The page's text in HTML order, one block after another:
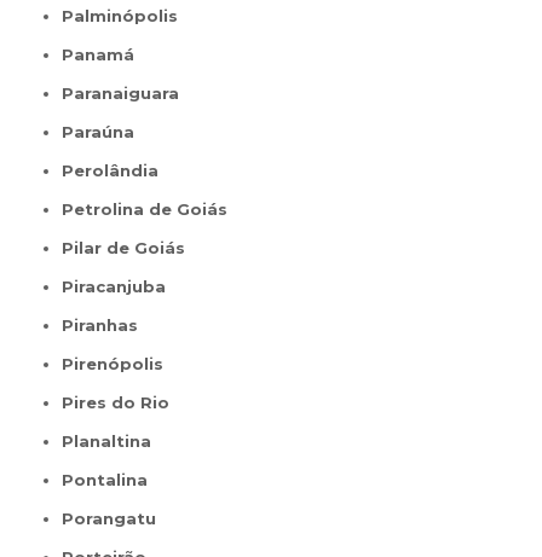
Palminópolis
Panamá
Paranaiguara
Paraúna
Perolândia
Petrolina de Goiás
Pilar de Goiás
Piracanjuba
Piranhas
Pirenópolis
Pires do Rio
Planaltina
Pontalina
Porangatu